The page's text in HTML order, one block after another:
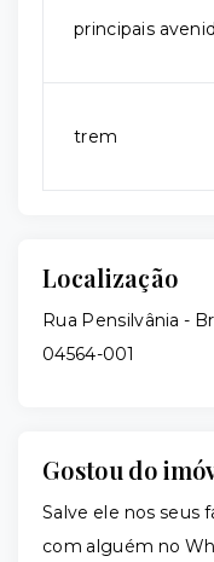
principais
trem
Localização
Rua Pensilvânia -
04564-001
Gostou do
Salve ele nos seus
com alguém no